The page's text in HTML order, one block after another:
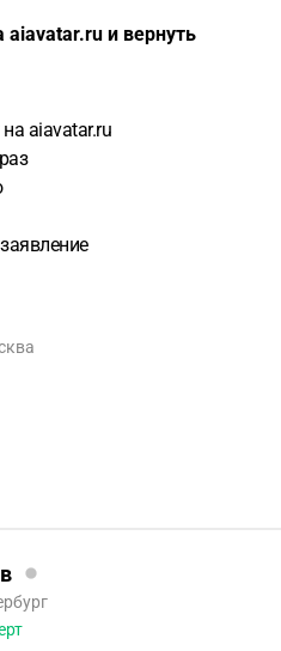
aiavatar.ru и вернуть
aiavatar.ru